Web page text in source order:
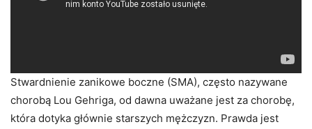
Stwardnienie zanikowe boczne (SMA), często nazywane
chorobą Lou Gehriga, od dawna uważane jest za chorobę,
która dotyka głównie starszych mężczyzn. Prawda jest